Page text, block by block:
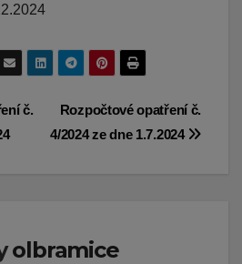
Rozpočtové opatření č.
4/2024 ze dne 1.7.2024
č.
olbramice